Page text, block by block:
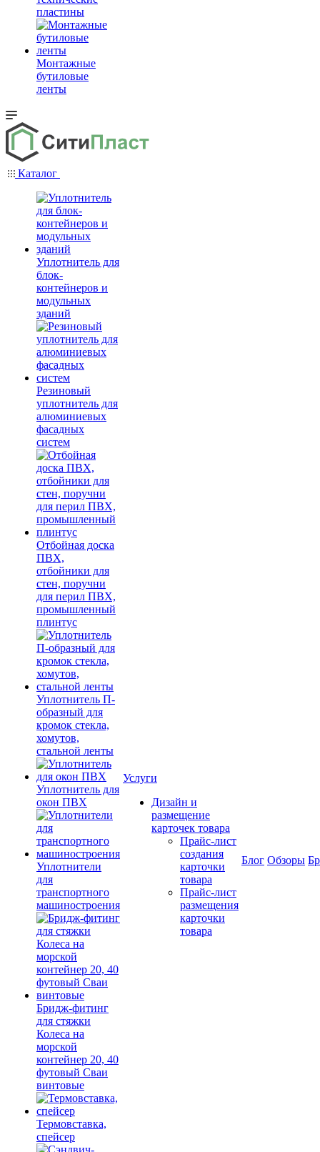
пластины
Монтажные
бутиловые
ленты
Каталог
Уплотнитель для
блок-
контейнеров и
модульных
зданий
Резиновый
уплотнитель для
алюминиевых
фасадных
систем
Отбойная доска
ПВХ,
отбойники для
стен, поручни
для перил ПВХ,
промышленный
плинтус
Уплотнитель П-
образный для
кромок стекла,
хомутов,
стальной ленты
Уплотнитель для
окон ПВХ
Уплотнители
для
транспортного
машиностроения
Бридж-фитинг
для стяжки
Колеса на
морской
контейнер 20, 40
футовый Сваи
винтовые
Термовставка,
спейсер
Услуги
Дизайн и
размещение
карточек товара
Прайс-лист
создания
карточки
товара
Прайс-лист
размещения
карточки
товара
Блог Обзоры